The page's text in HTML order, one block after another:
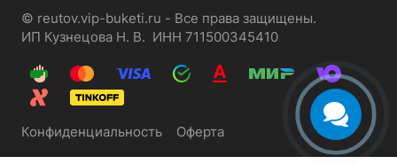
© reutov.vip-buketi.ru - Все права защищены.
ИП Кузнецова Н. В. ИНН 711500345410
Конфиденциальность Оферта